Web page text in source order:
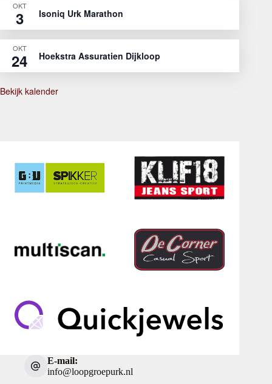
OKT
3 Isoniq Urk Marathon
OKT
24 Hoekstra Assuratien Dijkloop
Bekijk kalender
E-mail:
info@loopgroepurk.nl